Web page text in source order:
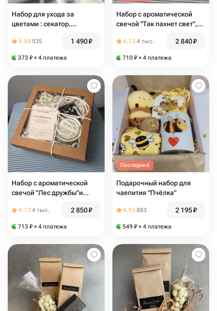
Набор для ухода за
цветами : секатор,
4.98535 1 490₽
373 ₽ × 4 платежа
Набор с ароматической
свечой "Так пахнет свет",
мыльницей
4.734 тыс. 2 840₽
710 ₽ × 4 платежа
Набор с ароматической
свечой "Лес дружбы"и
4.734 тыс. 2 850₽
713 ₽ × 4 платежа
Последний
Подарочный набор для
чаепития "Пчёлка"
4.95883 2 195₽
549 ₽ × 4 платежа